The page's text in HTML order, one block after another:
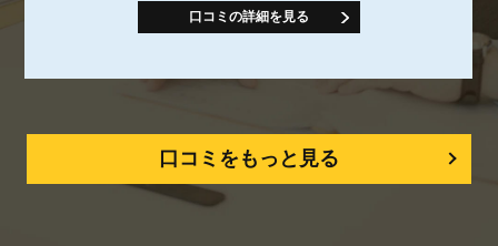
口コミの詳細を見る
口コミをもっと見る